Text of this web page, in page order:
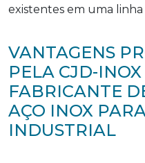
existentes em uma
VANTAGENS
PELA CJD-
FABRICANTE
AÇO INOX
INDUSTRIAL